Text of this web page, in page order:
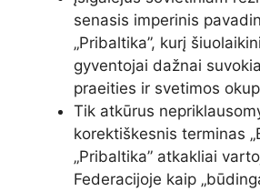
senasis imperinis
„Pribaltika”, kurį
gyventojai dažnai
praeities ir svetimos
Tik atkūrus
korektiškesnis terminas
„Pribaltika” atkakliai
Federacijoje kaip